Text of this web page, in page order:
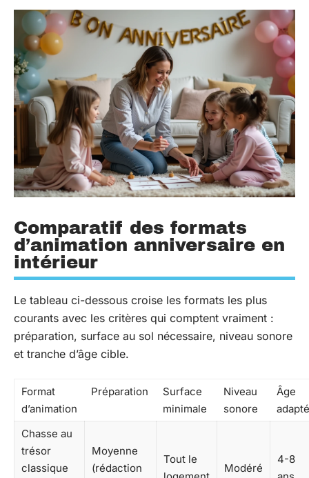
Comparatif des formats
d’animation anniversaire en
intérieur
Le tableau ci-dessous croise les formats les plus
courants avec les critères qui comptent vraiment :
préparation, surface au sol nécessaire, niveau sonore
et tranche d’âge cible.
Format
d’animation
Préparation
Surface
minimale
Niveau
sonore
Âge
adapté
Chasse au
trésor
classique
Moyenne
(rédaction
Tout le
Modéré
4-8